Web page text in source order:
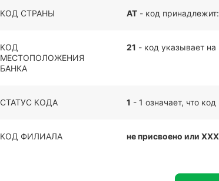
КОД СТРАНЫ AT - код
КОД
МЕСТОПОЛОЖЕНИЯ
БАНКА
21 - код указывает
СТАТУС КОДА 1 - 1 означает, что код
КОД ФИЛИАЛА не присвоено или XXX